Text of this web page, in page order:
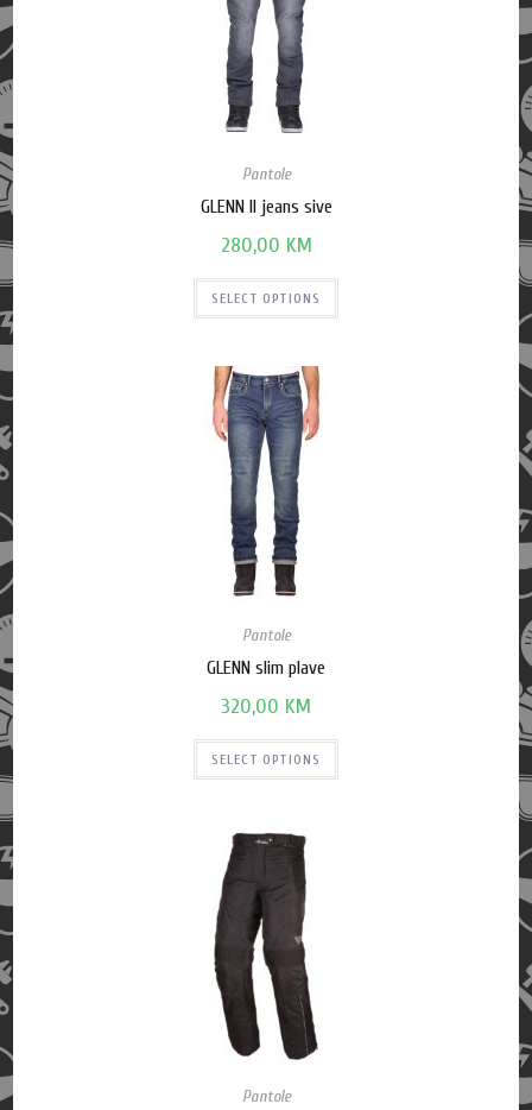
Pantole
GLENN II jeans sive
280,00 KM
SELECT OPTIONS
Pantole
GLENN slim plave
320,00 KM
SELECT OPTIONS
Pantole